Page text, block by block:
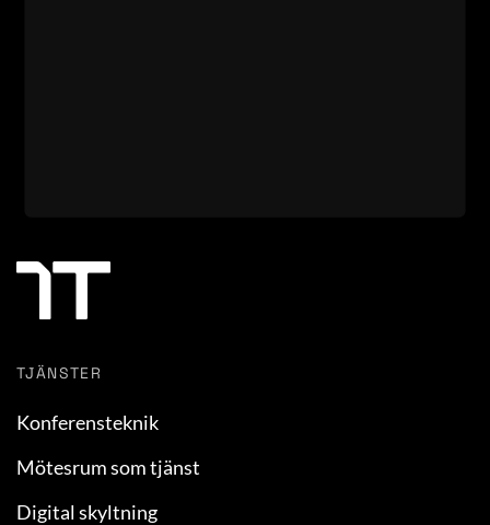
TJÄNSTER
Konferensteknik
Mötesrum som tjänst
Digital skyltning